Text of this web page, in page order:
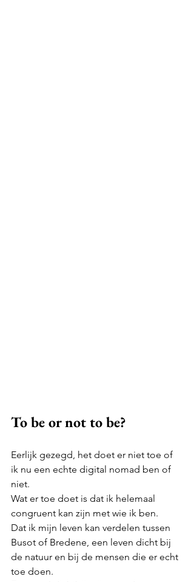
To be or not to be?
Eerlijk gezegd, het doet er niet toe of
ik nu een echte digital nomad ben of
niet.
Wat er toe doet is dat ik helemaal
congruent kan zijn met wie ik ben.
Dat ik mijn leven kan verdelen tussen
Busot of Bredene, een leven dicht bij
de natuur en bij de mensen die er echt
toe doen.